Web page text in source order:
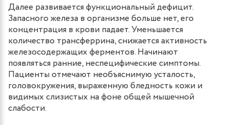
Далее развивается функциональный дефицит.
Запасного железа в организме больше нет, его
концентрация в крови падает. Уменьшается
количество трансферрина, снижается активность
железосодержащих ферментов. Начинают
появляться ранние, неспецифические симптомы.
Пациенты отмечают необъяснимую усталость,
головокружения, выраженную бледность кожи и
видимых слизистых на фоне общей мышечной
слабости.